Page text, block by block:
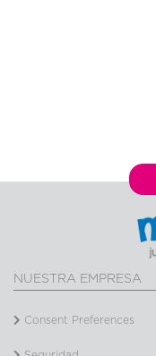
NUESTRA EMPRESA
Consent Preferences